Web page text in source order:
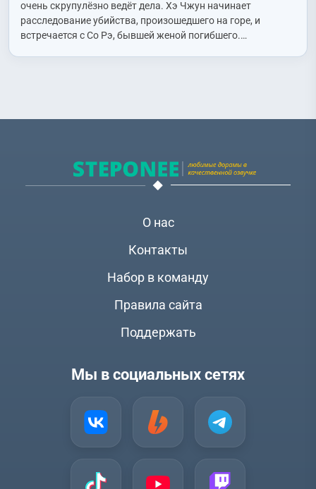
очень скрупулёзно ведёт дела. Хэ Чжун начинает
расследование убийства, произошедшего на горе, и
встречается с Со Рэ, бывшей женой погибшего.…
О нас
Контакты
Набор в команду
Правила сайта
Поддержать
Мы в социальных сетях